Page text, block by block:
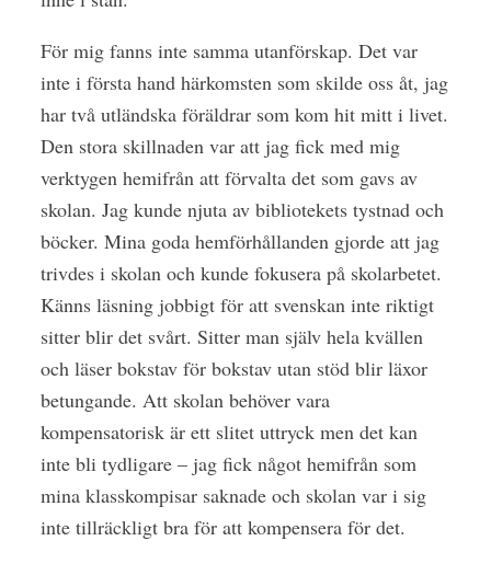
För mig fanns inte samma utanförskap. Det var
inte i första hand härkomsten som skilde oss åt, jag
har två utländska föräldrar som kom hit mitt i livet.
Den stora skillnaden var att jag fick med mig
verktygen hemifrån att förvalta det som gavs av
skolan. Jag kunde njuta av bibliotekets tystnad och
böcker. Mina goda hemförhållanden gjorde att jag
trivdes i skolan och kunde fokusera på skolarbetet.
Känns läsning jobbigt för att svenskan inte riktigt
sitter blir det svårt. Sitter man själv hela kvällen
och läser bokstav för bokstav utan stöd blir läxor
betungande. Att skolan behöver vara
kompensatorisk är ett slitet uttryck men det kan
inte bli tydligare – jag fick något hemifrån som
mina klasskompisar saknade och skolan var i sig
inte tillräckligt bra för att kompensera för det.